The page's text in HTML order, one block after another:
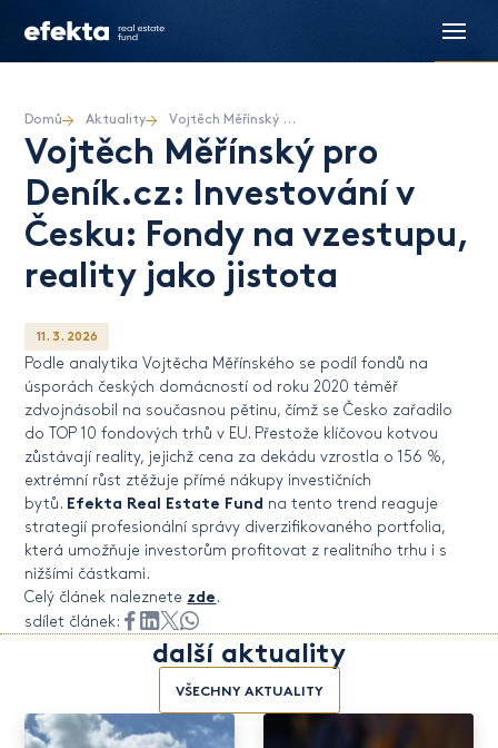
Domů Aktuality Vojtěch Měřínský pro Deník.cz: Investování v Česku: Fondy na vzestupu, reality jako jistota
Vojtěch Měřínský pro
Deník.cz: Investování v
Česku: Fondy na vzestupu,
reality jako jistota
11. 3. 2026
Podle analytika Vojtěcha Měřínského se podíl fondů na
úsporách českých domácností od roku 2020 téměř
zdvojnásobil na současnou pětinu, čímž se Česko zařadilo
do TOP 10 fondových trhů v EU. Přestože klíčovou kotvou
zůstávají reality, jejichž cena za dekádu vzrostla o 156 %,
extrémní růst ztěžuje přímé nákupy investičních
bytů. Efekta Real Estate Fund na tento trend reaguje
strategií profesionální správy diverzifikovaného portfolia,
která umožňuje investorům profitovat z realitního trhu i s
nižšími částkami.
Celý článek naleznete zde.
sdílet článek:
další aktuality
VŠECHNY AKTUALITY